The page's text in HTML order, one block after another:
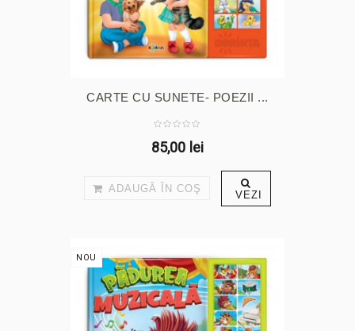
CARTE CU SUNETE- POEZII ...
85,00 lei
ADAUGĂ ÎN COŞ VEZI
NOU